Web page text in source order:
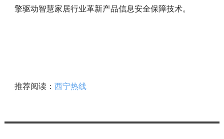
擎驱动智慧家居行业革新产品信息安全保障技术。
推荐阅读： 西宁热线